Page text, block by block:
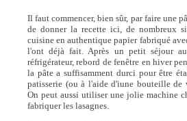
Il faut commencer, bien sûr, par faire une
de donner la recette ici, de nombreux
cuisine en authentique papier fabriqué
l'ont déjà fait. Après un petit séjour
réfrigérateur, rebord de fenêtre en hiver
la pâte a suffisamment durci pour être
patisserie (ou à l'aide d'iune bouteille de
On peut aussi utiliser une jolie machine
fabriquer les lasagnes.